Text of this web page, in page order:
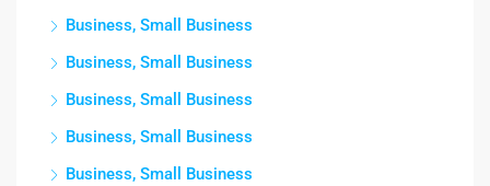
Business, Small Business
Business, Small Business
Business, Small Business
Business, Small Business
Business, Small Business